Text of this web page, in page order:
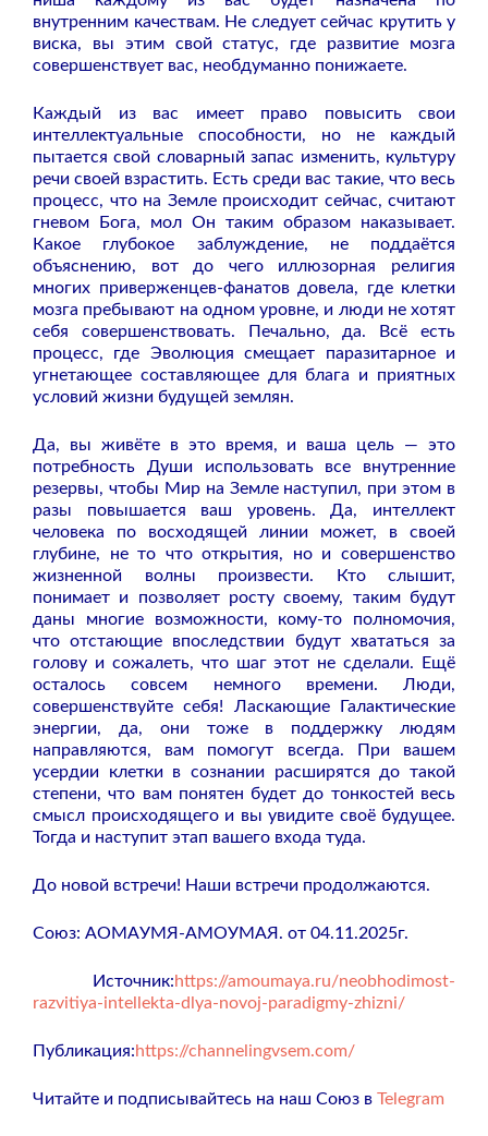
внутренним качествам. Не следует сейчас крутить у
виска, вы этим свой статус, где развитие мозга
совершенствует вас, необдуманно понижаете.
Каждый из вас имеет право повысить свои
интеллектуальные способности, но не каждый
пытается свой словарный запас изменить, культуру
речи своей взрастить. Есть среди вас такие, что весь
процесс, что на Земле происходит сейчас, считают
гневом Бога, мол Он таким образом наказывает.
Какое глубокое заблуждение, не поддаётся
объяснению, вот до чего иллюзорная религия
многих приверженцев-фанатов довела, где клетки
мозга пребывают на одном уровне, и люди не хотят
себя совершенствовать. Печально, да. Всё есть
процесс, где Эволюция смещает паразитарное и
угнетающее составляющее для блага и приятных
условий жизни будущей землян.
Да, вы живёте в это время, и ваша цель — это
потребность Души использовать все внутренние
резервы, чтобы Мир на Земле наступил, при этом в
разы повышается ваш уровень. Да, интеллект
человека по восходящей линии может, в своей
глубине, не то что открытия, но и совершенство
жизненной волны произвести. Кто слышит,
понимает и позволяет росту своему, таким будут
даны многие возможности, кому-то полномочия,
что отстающие впоследствии будут хвататься за
голову и сожалеть, что шаг этот не сделали. Ещё
осталось совсем немного времени. Люди,
совершенствуйте себя! Ласкающие Галактические
энергии, да, они тоже в поддержку людям
направляются, вам помогут всегда. При вашем
усердии клетки в сознании расширятся до такой
степени, что вам понятен будет до тонкостей весь
смысл происходящего и вы увидите своё будущее.
Тогда и наступит этап вашего входа туда.
До новой встречи! Наши встречи продолжаются.
Союз: АОМАУМЯ-АМОУМАЯ. от 04.11.2025г.
Источник:https://amoumaya.ru/neobhodimost-
razvitiya-intellekta-dlya-novoj-paradigmy-zhizni/
Публикация:https://channelingvsem.com/
Читайте и подписывайтесь на наш Союз в Telegram